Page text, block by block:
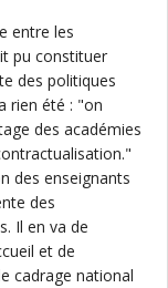
entre les
pu constituer
des politiques
rien été : "on
des académies
des enseignants
des
Il en va de
et de
cadrage national